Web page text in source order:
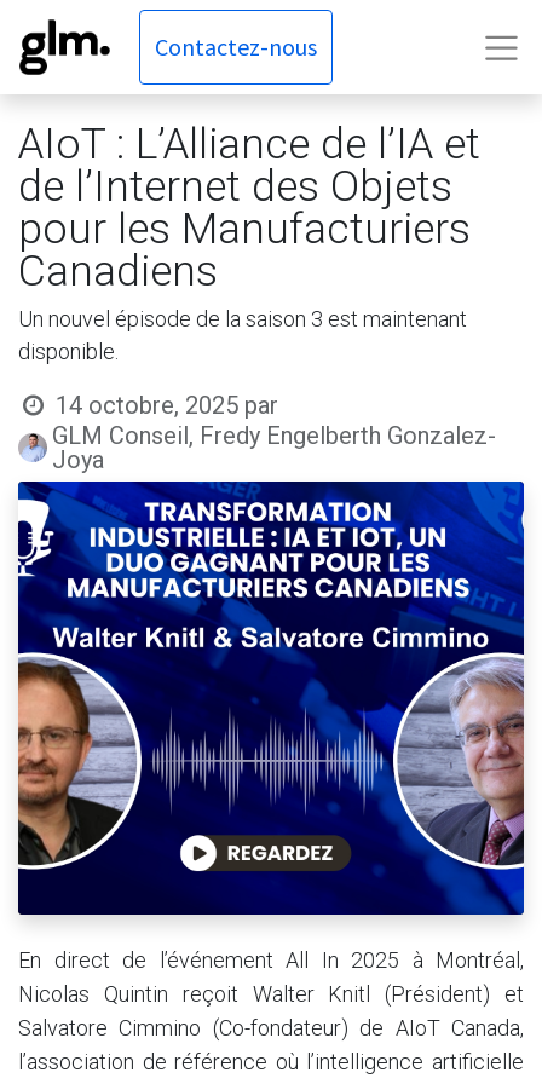
Contactez-nous
AIoT : L’Alliance de l’IA et
de l’Internet des Objets
pour les Manufacturiers
Canadiens
Un nouvel épisode de la saison 3 est maintenant
disponible.
14 octobre, 2025 par
GLM Conseil, Fredy Engelberth Gonzalez-
Joya
En direct de l’événement All In 2025 à Montréal,
Nicolas Quintin reçoit Walter Knitl (Président) et
Salvatore Cimmino (Co-fondateur) de AIoT Canada,
l’association de référence où l’intelligence artificielle